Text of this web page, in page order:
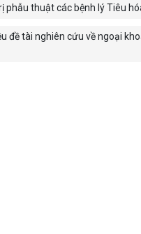
phẫu thuật các bệnh lý Tiêu
đề tài nghiên cứu về ngoại